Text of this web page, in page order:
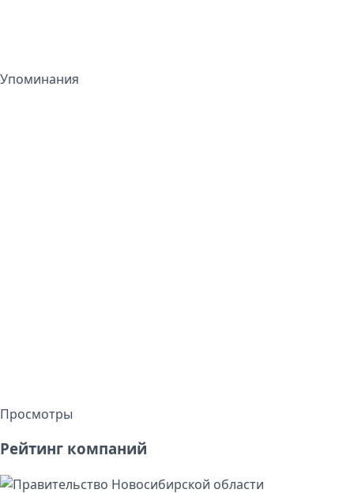
Упоминания
Просмотры
Рейтинг компаний